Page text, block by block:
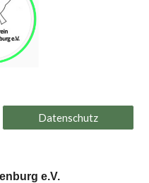
Datenschutz
e.V.